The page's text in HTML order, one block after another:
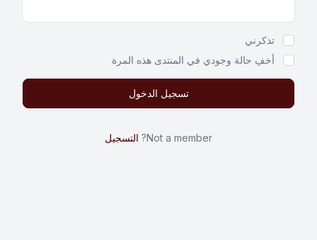
تذكرني
أخفِ حالة وجودي في المنتدى هذه المرة
Not a member? التسجيل